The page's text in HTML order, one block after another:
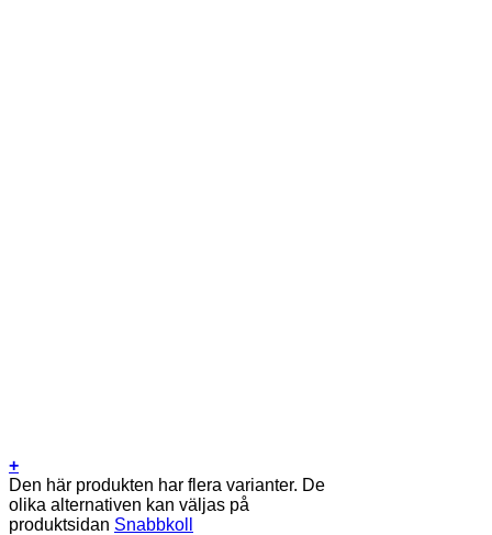
+
Den här produkten har flera varianter. De
olika alternativen kan väljas på
produktsidan Snabbkoll